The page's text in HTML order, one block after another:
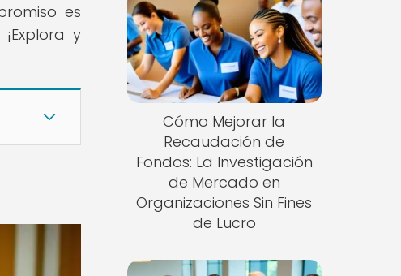
es
y
Cómo Mejorar la
Recaudación de
Fondos: La Investigación
de Mercado en
Organizaciones Sin Fines
de Lucro